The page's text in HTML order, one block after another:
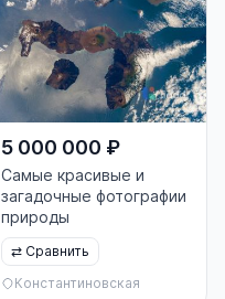
5 000 000 ₽
Самые красивые и
загадочные фотографии
природы
⇄ Сравнить
Константиновская